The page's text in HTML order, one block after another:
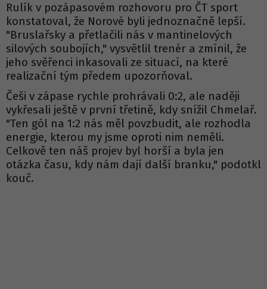
Rulík v pozápasovém rozhovoru pro ČT sport
konstatoval, že Norové byli jednoznačně lepší.
"Bruslařsky a přetlačili nás v mantinelových
silových soubojích," vysvětlil trenér a zmínil, že
jeho svěřenci inkasovali ze situací, na které
realizační tým předem upozorňoval.
Češi v zápase rychle prohrávali 0:2, ale naději
vykřesali ještě v první třetině, kdy snížil Chmelař.
"Ten gól na 1:2 nás měl povzbudit, ale rozhodla
energie, kterou my jsme oproti nim neměli.
Celkově ten náš projev byl horší a byla jen
otázka času, kdy nám dají další branku," podotkl
kouč.